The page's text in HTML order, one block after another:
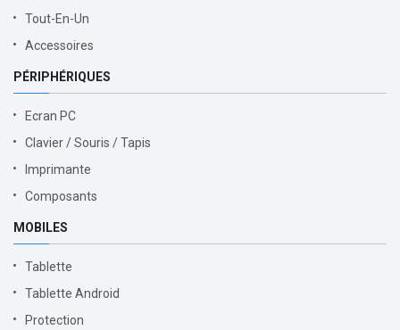
Tout-En-Un
Accessoires
PÉRIPHÉRIQUES
Ecran PC
Clavier / Souris / Tapis
Imprimante
Composants
MOBILES
Tablette
Tablette Android
Protection